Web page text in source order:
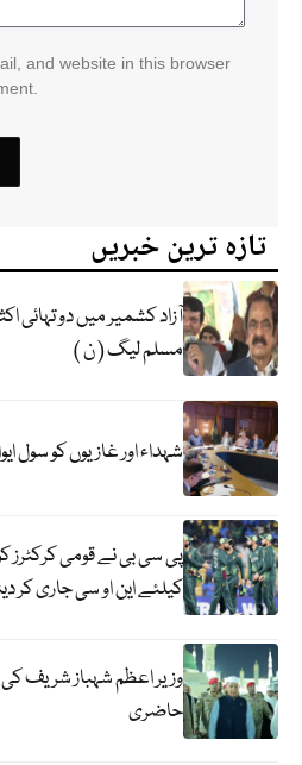
and website in this browser
تازہ ترین خبریں
آزاد کشمیر میں دو
مسلم لیگ ( ن )
شہداء اور غازیوں کو سول
پی سی بی نے قومی کرکٹرز
کیلئے این او سی جاری کر
وزیر اعظم شہباز شریف
حاضری